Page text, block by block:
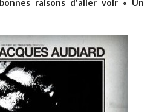
raisons d'aller voir « Un